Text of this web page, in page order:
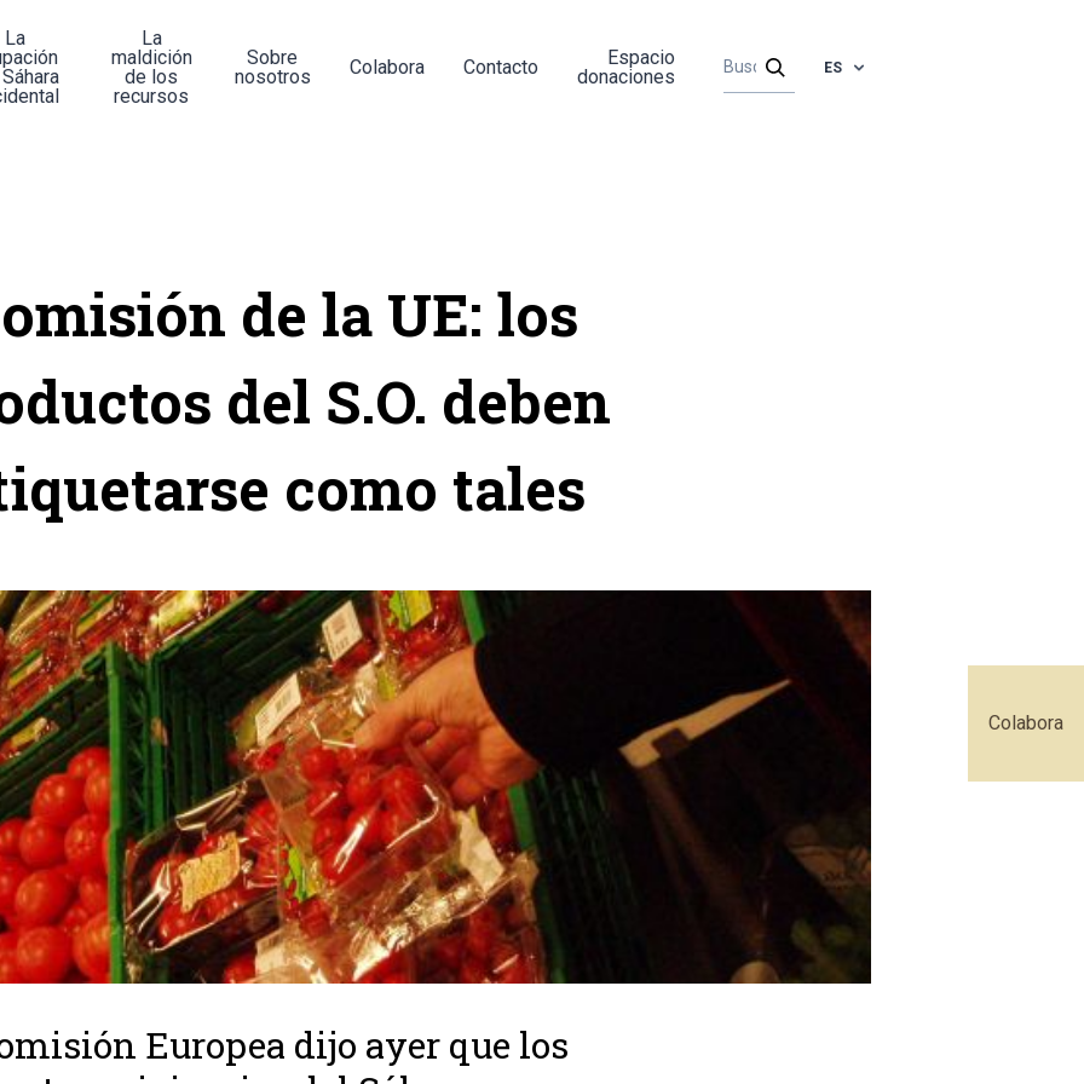
Colabora
La
La
maldición
de los
recursos
Sobre
nosotros
Colabora Contacto
Espacio
donaciones
ES
de la UE: los
del S.O. deben
como tales
Europea dijo ayer que los